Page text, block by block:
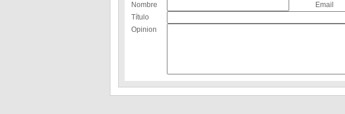
Nombre
Email
Título
Opinion